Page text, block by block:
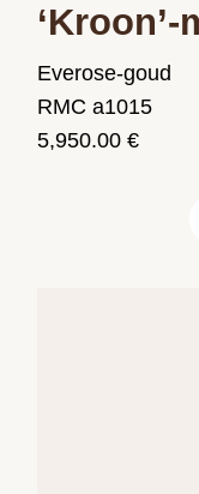
Everose-goud
RMC a1015
5,950.00 €